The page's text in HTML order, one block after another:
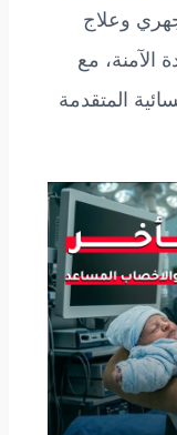
وعلاج
الآمنة، مع
المتقدمة